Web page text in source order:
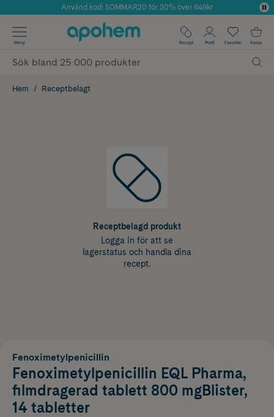
Årets Butik 2025 inom Skönhet
Använd kod: SOMMAR20 för 20% över 649kr
✓ Fri frakt
✓ Poäng på alla köp*
Meny Recept Profil Favoriter Kassa
Hem Receptbelagt
Receptbelagd produkt
Logga in för att se
lagerstatus och handla dina
recept.
Fenoximetylpenicillin
Fenoximetylpenicillin EQL Pharma,
filmdragerad tablett 800 mgBlister,
14 tabletter